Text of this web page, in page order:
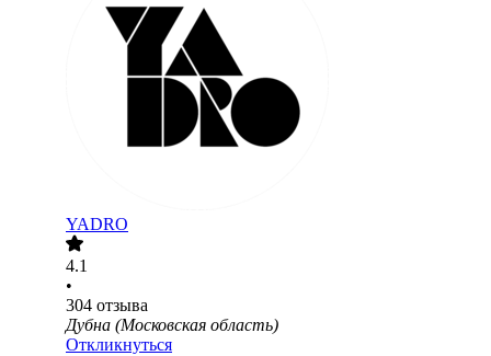
YADRO
4.1
•
304 отзыва
Дубна (Московская область)
Откликнуться